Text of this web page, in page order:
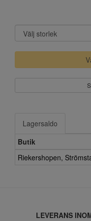
Lagersaldo
Butik
Riekershopen,
LEVERANS